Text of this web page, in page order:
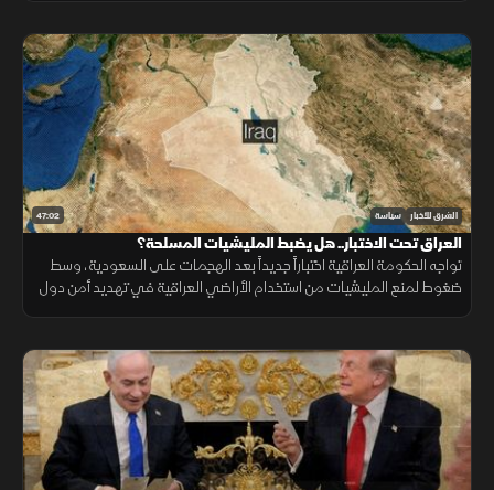
47:02 الشرق للأخبار سياسة
العراق تحت الاختبار.. هل يضبط المليشيات المسلحة؟
تواجه الحكومة العراقية اختباراً جديداً بعد الهجمات على السعودية، وسط
ضغوط لمنع المليشيات من استخدام الأراضي العراقية في تهديد أمن دول